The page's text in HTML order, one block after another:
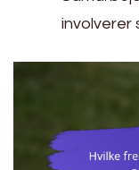
involverer